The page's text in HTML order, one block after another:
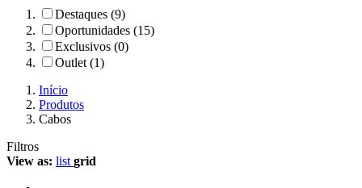
Destaques (9)
Oportunidades (15)
Exclusivos (0)
Outlet (1)
Início
Produtos
Cabos
Filtros
View as: list grid